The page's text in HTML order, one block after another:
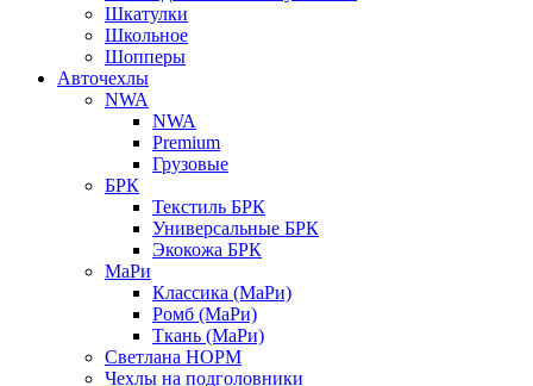
Шкатулки
Школьное
Шопперы
Авточехлы
NWA
NWA
Premium
Грузовые
БРК
Текстиль БРК
Универсальные БРК
Экокожа БРК
МаРи
Классика (МаРи)
Ромб (МаРи)
Ткань (МаРи)
Светлана НОРМ
Чехлы на подголовники